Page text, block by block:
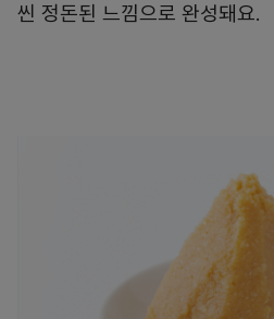
씬 정돈된 느낌으로 완성돼요.